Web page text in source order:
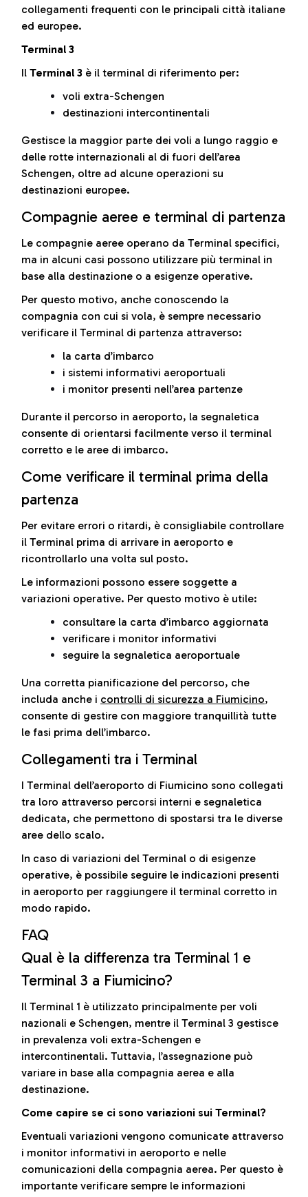
collegamenti frequenti con le principali città italiane
ed europee.
Terminal 3
Il Terminal 3 è il terminal di riferimento per:
voli extra-Schengen
destinazioni intercontinentali
Gestisce la maggior parte dei voli a lungo raggio e
delle rotte internazionali al di fuori dell’area
Schengen, oltre ad alcune operazioni su
destinazioni europee.
Compagnie aeree e terminal di partenza
Le compagnie aeree operano da Terminal specifici,
ma in alcuni casi possono utilizzare più terminal in
base alla destinazione o a esigenze operative.
Per questo motivo, anche conoscendo la
compagnia con cui si vola, è sempre necessario
verificare il Terminal di partenza attraverso:
la carta d’imbarco
i sistemi informativi aeroportuali
i monitor presenti nell’area partenze
Durante il percorso in aeroporto, la segnaletica
consente di orientarsi facilmente verso il terminal
corretto e le aree di imbarco.
Come verificare il terminal prima della
partenza
Per evitare errori o ritardi, è consigliabile controllare
il Terminal prima di arrivare in aeroporto e
ricontrollarlo una volta sul posto.
Le informazioni possono essere soggette a
variazioni operative. Per questo motivo è utile:
consultare la carta d’imbarco aggiornata
verificare i monitor informativi
seguire la segnaletica aeroportuale
Una corretta pianificazione del percorso, che
includa anche i controlli di sicurezza a Fiumicino,
consente di gestire con maggiore tranquillità tutte
le fasi prima dell’imbarco.
Collegamenti tra i Terminal
I Terminal dell’aeroporto di Fiumicino sono collegati
tra loro attraverso percorsi interni e segnaletica
dedicata, che permettono di spostarsi tra le diverse
aree dello scalo.
In caso di variazioni del Terminal o di esigenze
operative, è possibile seguire le indicazioni presenti
in aeroporto per raggiungere il terminal corretto in
modo rapido.
FAQ
Qual è la differenza tra Terminal 1 e
Terminal 3 a Fiumicino?
Il Terminal 1 è utilizzato principalmente per voli
nazionali e Schengen, mentre il Terminal 3 gestisce
in prevalenza voli extra-Schengen e
intercontinentali. Tuttavia, l’assegnazione può
variare in base alla compagnia aerea e alla
destinazione.
Come capire se ci sono variazioni sui Terminal?
Eventuali variazioni vengono comunicate attraverso
i monitor informativi in aeroporto e nelle
comunicazioni della compagnia aerea. Per questo è
importante verificare sempre le informazioni